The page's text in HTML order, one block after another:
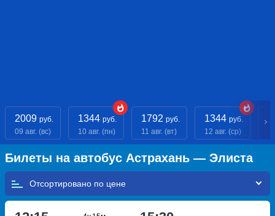
2009 руб.
09 авг. (вс)
1344 руб.
10 авг. (пн)
1792 руб.
11 авг. (вт)
1344 руб.
12 авг. (ср)
Билеты на автобус Астрахань — Элиста
Отсортировано по